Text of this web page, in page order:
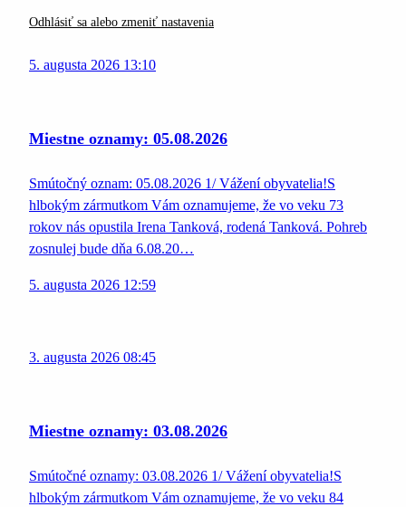
Odhlásiť sa alebo zmeniť nastavenia
5. augusta 2026 13:10
Miestne oznamy: 05.08.2026
Smútočný oznam: 05.08.2026 1/ Vážení obyvatelia!S
hlbokým zármutkom Vám oznamujeme, že vo veku 73
rokov nás opustila Irena Tanková, rodená Tanková. Pohreb
zosnulej bude dňa 6.08.20…
5. augusta 2026 12:59
3. augusta 2026 08:45
Miestne oznamy: 03.08.2026
Smútočné oznamy: 03.08.2026 1/ Vážení obyvatelia!S
hlbokým zármutkom Vám oznamujeme, že vo veku 84